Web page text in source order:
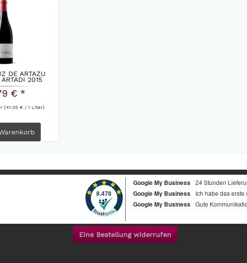
DE ARTAZU
2015
€ *
(41,05 € / 1 Liter)
Eine Bestellung widerrufen